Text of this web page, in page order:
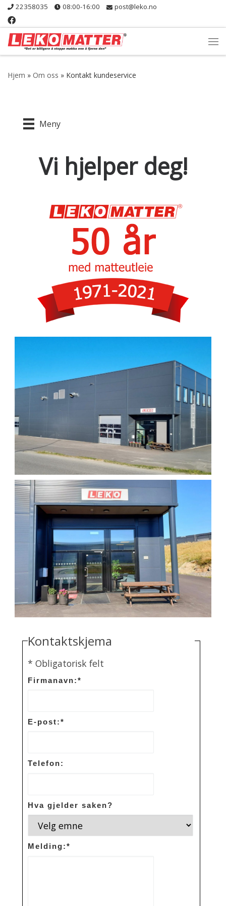
Skip to content
22358035 08:00-16:00 post@leko.no
Hjem » Om oss » Kontakt kundeservice
Meny
Vi hjelper deg!
Kontaktskjema
* Obligatorisk felt
Firmanavn:*
E-post:*
Telefon:
Hva gjelder saken?
Melding:*